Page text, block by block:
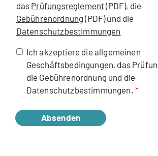
das Prüfungsreglement(PDF), die
Gebührenordnung (PDF) und die
Datenschutzbestimmungen
Ich akzeptiere die allgemeinen
Geschäftsbedingungen, das
die Gebührenordnung und die
Datenschutzbestimmungen.
Absenden